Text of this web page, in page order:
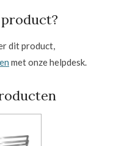
dit product,
met onze helpdesk.